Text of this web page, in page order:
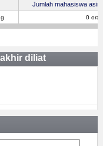
Jumlah mahasiswa
0
diliat